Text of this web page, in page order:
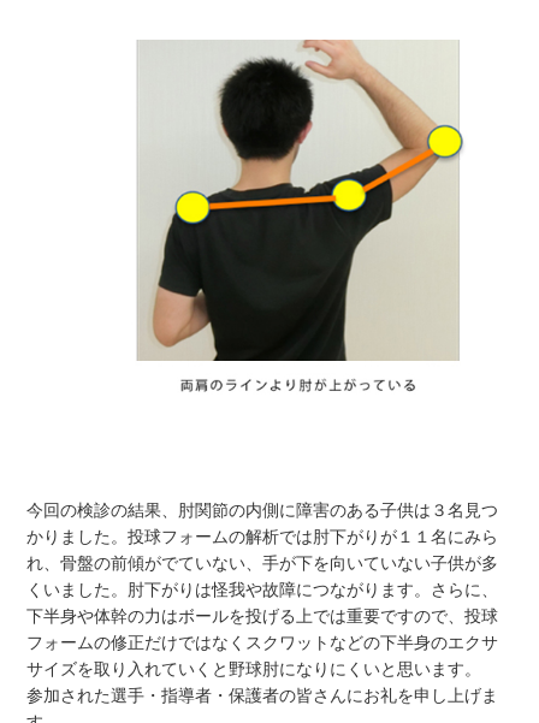
今回の検診の結果、肘関節の内側に障害のある子供は３名見つ
かりました。投球フォームの解析では肘下がりが１１名にみら
れ、骨盤の前傾がでていない、手が下を向いていない子供が多
くいました。肘下がりは怪我や故障につながります。さらに、
下半身や体幹の力はボールを投げる上では重要ですので、投球
フォームの修正だけではなくスクワットなどの下半身のエクサ
サイズを取り入れていくと野球肘になりにくいと思います。
参加された選手・指導者・保護者の皆さんにお礼を申し上げま